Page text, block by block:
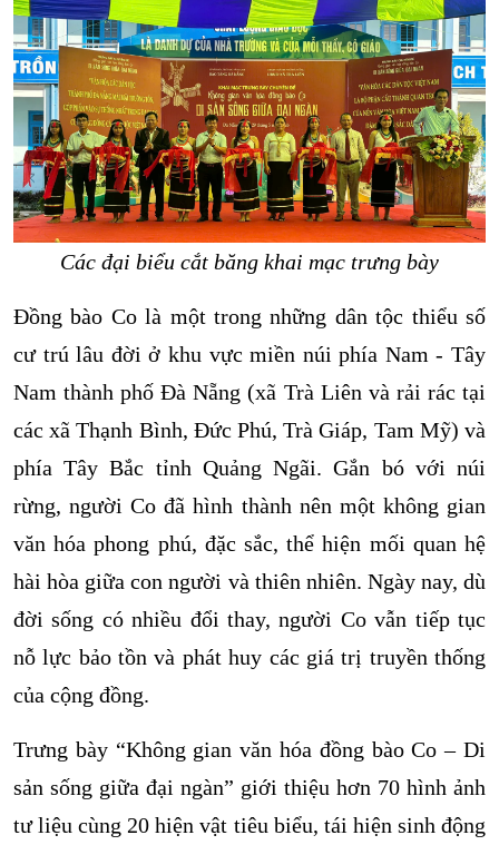
Các đại biểu cắt băng khai mạc trưng bày
Đồng bào Co là một trong những dân tộc thiểu số
cư trú lâu đời ở khu vực miền núi phía Nam - Tây
Nam thành phố Đà Nẵng (xã Trà Liên và rải rác tại
các xã Thạnh Bình, Đức Phú, Trà Giáp, Tam Mỹ) và
phía Tây Bắc tỉnh Quảng Ngãi. Gắn bó với núi
rừng, người Co đã hình thành nên một không gian
văn hóa phong phú, đặc sắc, thể hiện mối quan hệ
hài hòa giữa con người và thiên nhiên. Ngày nay, dù
đời sống có nhiều đổi thay, người Co vẫn tiếp tục
nỗ lực bảo tồn và phát huy các giá trị truyền thống
của cộng đồng.
Trưng bày “Không gian văn hóa đồng bào Co – Di
sản sống giữa đại ngàn” giới thiệu hơn 70 hình ảnh
tư liệu cùng 20 hiện vật tiêu biểu, tái hiện sinh động